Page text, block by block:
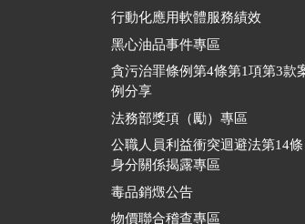
行動化應用軟體服務績效
黑心油品事件專區
貪污治罪條例第4條第1項第3款
例分享
法務部獎項（勵）專區
公職人員利益衝突迴避法第14條
身分關係揭露專區
毒品銷燬公告
物價聯合稽查專區